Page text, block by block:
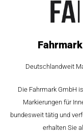
Deutschlandweit
Die Fahrmark GmbH
Markierungen für
bundesweit tätig und
erhalten Sie